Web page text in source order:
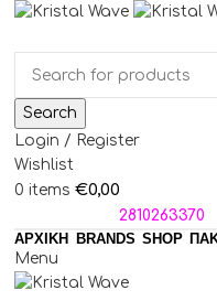
Search
Login / Register
Wishlist
0 items €0,00
2810263370
ΑΡΧΙΚΗ
BRANDS SHOP
Menu